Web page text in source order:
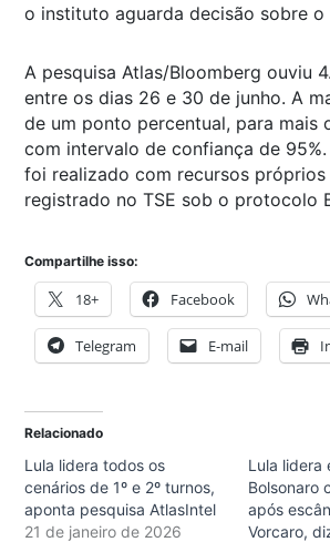
o instituto aguarda decisão sobre o
A pesquisa Atlas/Bloomberg ouviu
entre os dias 26 e 30 de junho. A
de um ponto percentual, para mais
com intervalo de confiança de
foi realizado com recursos
registrado no TSE sob o protocolo
Compartilhe isso:
18+ Facebook
Telegram E-mail
Relacionado
Lula lidera todos os
cenários de 1º e 2º turnos,
aponta pesquisa AtlasIntel
21 de janeiro de 2026
Lula lidera
Bolsonaro
após
Vorcaro,